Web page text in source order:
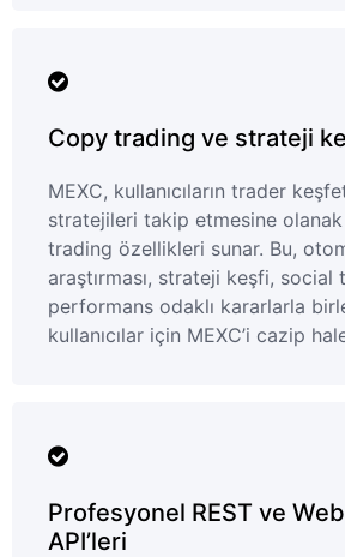
Copy trading ve strateji
MEXC, kullanıcıların trader
stratejileri takip etmesine
trading özellikleri sunar. Bu,
araştırması, strateji keşfi, social
performans odaklı kararlarla
kullanıcılar için MEXC’i cazip
Profesyonel REST ve
API’leri